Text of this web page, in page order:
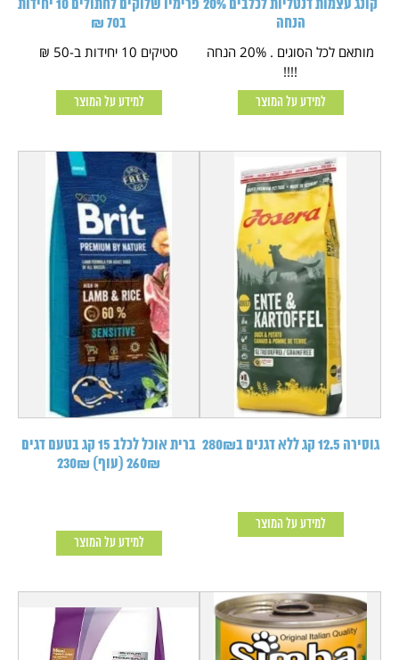
קונג עצמות דנטליות לכלבים 20%
הנחה
מותאם לכל הסוגים . 20% הנחה
!!!!
למידע על המוצר
פרימיו שלוקים לחתולים 10 יחידות
ב70 ₪
סטיקים 10 יחידות ב-50 ₪
למידע על המוצר
גוסירה 12.5 קג ללא דגנים ב280₪
למידע על המוצר
ברית אוכל לכלב 15 קג בטעם דגים
260₪ (עוף) 230₪
למידע על המוצר